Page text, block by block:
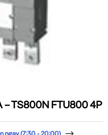
– TS800N FTU800 4P